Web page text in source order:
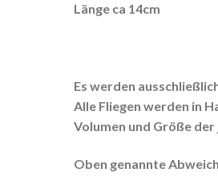
Länge ca 14cm
Es werden
Alle Fliegen werden in
Volumen und Größe
Oben genannte